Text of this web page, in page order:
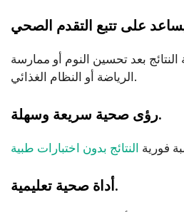
بعد تحسين النوم أو ممارسة
الرياضة أو النظام الغذائي.
رؤى صحية سريعة وسهلة.
فورية النتائج بدون اختبارات طبية
أداة صحية تعليمية.